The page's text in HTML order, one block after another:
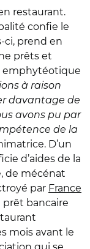
restaurant.
confie le
ci, prend en
prêts et
emphytéotique
à raison
davantage de
avons pu par
de la
D’un
d’aides de la
de mécénat
par France
prêt bancaire
mois avant le
qui se